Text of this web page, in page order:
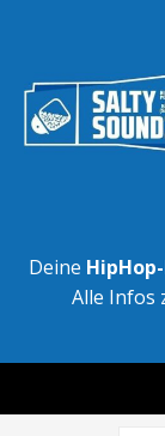
Deine
Alle Infos